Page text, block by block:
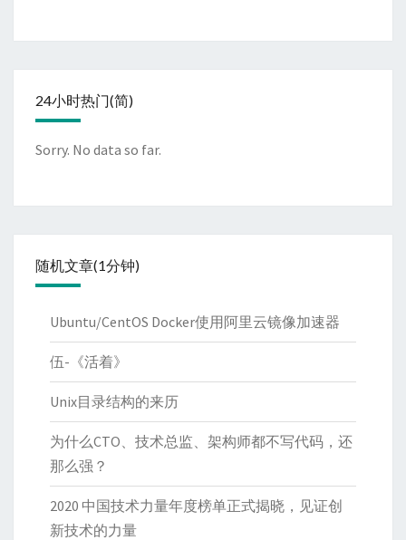
24小时热门(简)
Sorry. No data so far.
随机文章(1分钟)
Ubuntu/CentOS Docker使用阿里云镜像加速器
伍-《活着》
Unix目录结构的来历
为什么CTO、技术总监、架构师都不写代码，还
那么强？
2020 中国技术力量年度榜单正式揭晓，见证创
新技术的力量